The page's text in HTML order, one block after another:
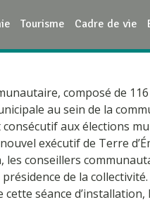
Tourisme Cadre de vie
composé de
au sein de la
aux élections
exécutif de Terre
les conseillers
de la collectivité.
cette séance